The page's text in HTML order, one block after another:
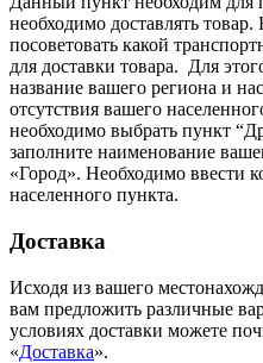
необходимо доставлять
посоветовать какой
для доставки товара. Для
название вашего региона и
отсутствия вашего
необходимо выбрать пункт
заполните наименование
«Город». Необходимо ввести
населенного пункта.
Доставка
Исходя из вашего
вам предложить различные
условиях доставки можете
«Доставка».